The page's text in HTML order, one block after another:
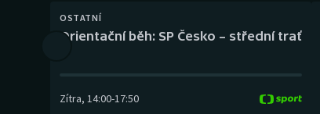
Gymnastika
OSTATNÍ
Orientační běh: SP Česko – střední trať
Zítra, 14:00-17:50